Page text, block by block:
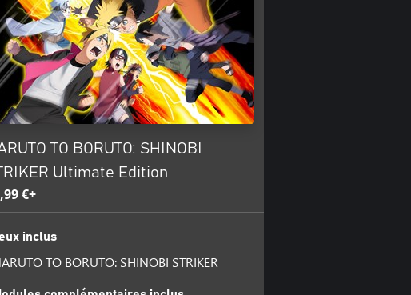
TO BORUTO: SHINOBI
Ultimate Edition
€+
inclus
TO BORUTO: SHINOBI STRIKER